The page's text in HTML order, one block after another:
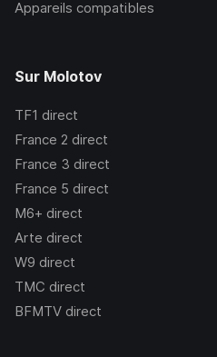
Appareils compatibles
Sur Molotov
TF1 direct
France 2 direct
France 3 direct
France 5 direct
M6+ direct
Arte direct
W9 direct
TMC direct
BFMTV direct